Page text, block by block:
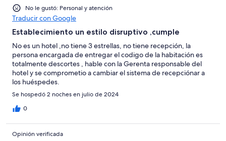
No le gustó: Personal y atención
Traducir con Google
Establecimiento un estilo disruptivo ,cumple
No es un hotel ,no tiene 3 estrellas, no tiene recepción, la
persona encargada de entregar el codigo de la habitación es
totalmente descortes , hable con la Gerenta responsable del
hotel y se comprometio a cambiar el sistema de recepciónar a
los huéspedes.
Se hospedó 2 noches en julio de 2024
0
Opinión verificada